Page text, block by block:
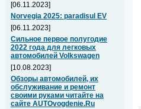
[06.11.2023]
Norvegia 2025: paradisul EV
[06.11.2023]
Сильное первое полугодие
2022 года для легковых
автомобилей Volkswagen
[10.08.2023]
Обзоры автомобилей, их
обслуживание и ремонт
своими руками читайте на
сайте AUTOvogdenie.Ru